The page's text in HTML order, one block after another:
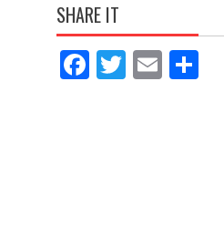
SHARE IT
F T E П